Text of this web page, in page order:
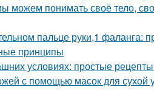
можем понимать своё тело,
пальце руки,1 фаланга:
принципы
условиях: простые рецепты
с помощью масок для